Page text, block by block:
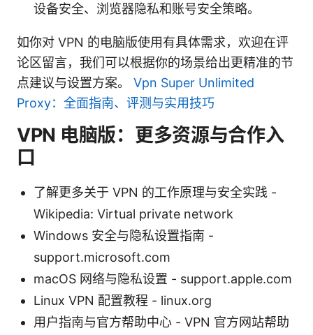
设备安全、浏览器隐私和账号安全策略。
如你对 VPN 的电脑版使用有具体需求，欢迎在评
论区留言，我们可以根据你的场景给出更精准的节
点建议与设置方案。 Vpn Super Unlimited
Proxy：全面指南、评测与实用技巧
VPN 电脑版：更多资源与合作入
口
了解更多关于 VPN 的工作原理与安全实践 -
Wikipedia: Virtual private network
Windows 安全与隐私设置指南 -
support.microsoft.com
macOS 网络与隐私设置 - support.apple.com
Linux VPN 配置教程 - linux.org
用户指南与官方帮助中心 - VPN 官方网站帮助